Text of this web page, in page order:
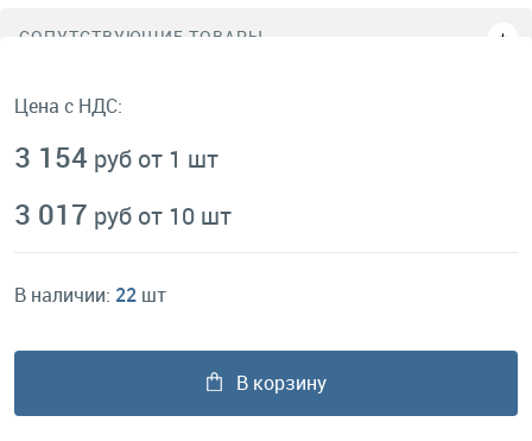
СОПУТСТВУЮЩИЕ ТОВАРЫ
Цена с НДС:
3 154 руб от 1 шт
3 017 руб от 10 шт
В наличии: 22 шт
В корзину